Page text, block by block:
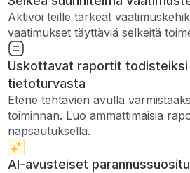
Aktivoi teille tärkeät
vaatimukset täyttäviä selkeitä
Uskottavat raportit todisteiksi
tietoturvasta
Etene tehtävien avulla
toiminnan. Luo ammattimaisia
napsautuksella.
AI-avusteiset